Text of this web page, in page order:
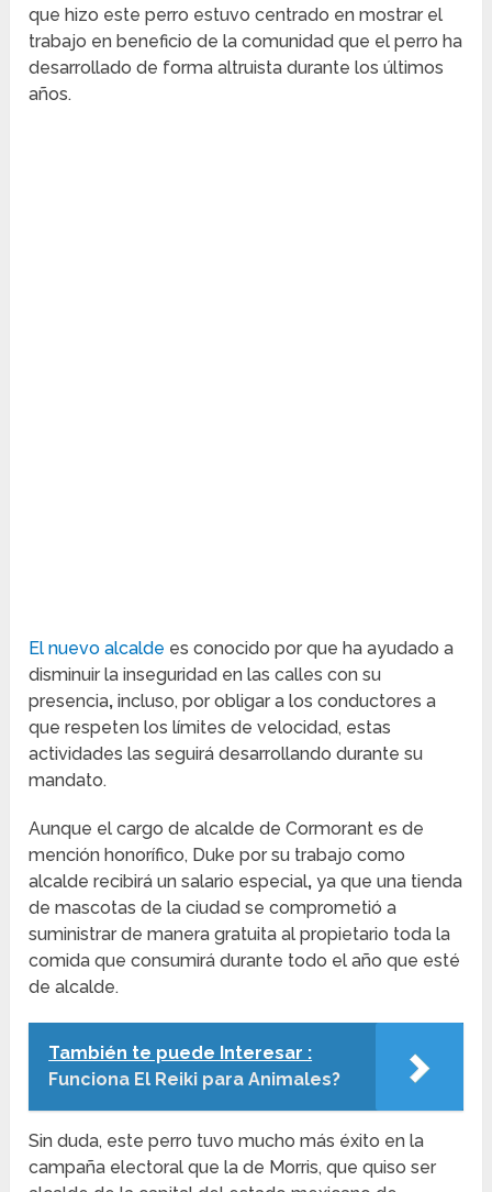
que hizo este perro estuvo centrado en mostrar el
trabajo en beneficio de la comunidad que el perro ha
desarrollado de forma altruista durante los últimos
años.
El nuevo alcalde es conocido por que ha ayudado a
disminuir la inseguridad en las calles con su
presencia, incluso, por obligar a los conductores a
que respeten los límites de velocidad, estas
actividades las seguirá desarrollando durante su
mandato.
Aunque el cargo de alcalde de Cormorant es de
mención honorífico, Duke por su trabajo como
alcalde recibirá un salario especial,ya que una tienda
de mascotas de la ciudad se comprometió a
suministrar de manera gratuita al propietario toda la
comida que consumirá durante todo el año que esté
de alcalde.
También te puede Interesar :
Funciona El Reiki para Animales?
Sin duda, este perro tuvo mucho más éxito en la
campaña electoral que la de Morris, que quiso ser